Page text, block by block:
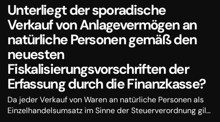
Unterliegt der sporadische
Verkauf von Anlagevermögen an
natürliche Personen gemäß den
neuesten
Fiskalisierungsvorschriften der
Erfassung durch die Finanzkasse?
Da jeder Verkauf von Waren an natürliche Personen als
Einzelhandelsumsatz im Sinne der Steuerverordnung gilt,